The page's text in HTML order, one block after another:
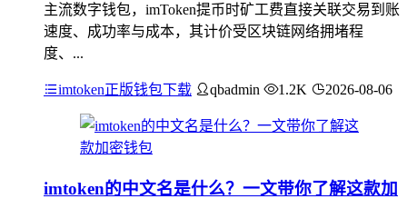
主流数字钱包，imToken提币时矿工费直接关联交易到账
速度、成功率与成本，其计价受区块链网络拥堵程
度、...
imtoken正版钱包下载 qbadmin 1.2K 2026-08-06
imtoken的中文名是什么？一文带你了解这款加